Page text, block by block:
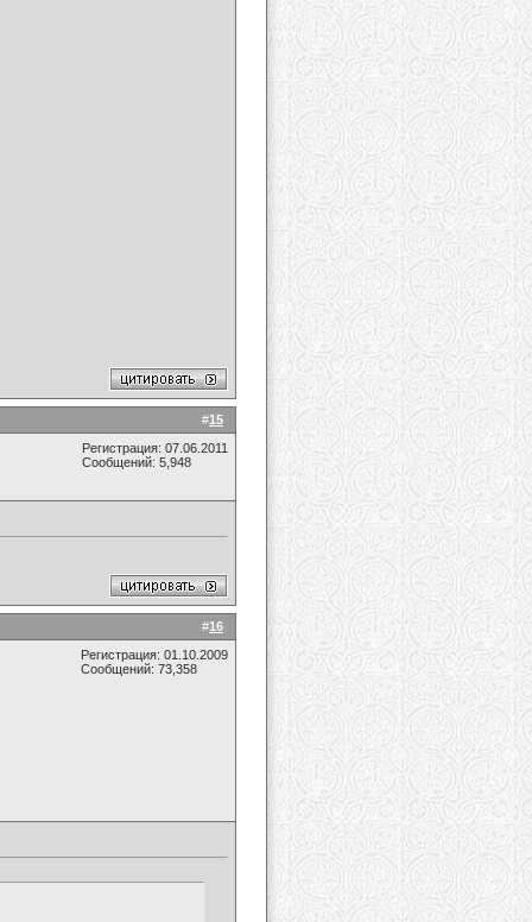
#15
Регистрация: 07.06.2011
Сообщений: 5,948
#16
Регистрация: 01.10.2009
Сообщений: 73,358